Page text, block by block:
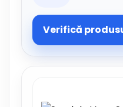
Verifică